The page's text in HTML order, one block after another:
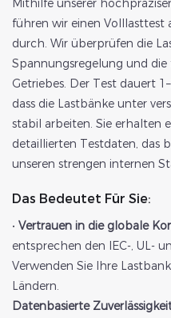
Mithilfe unserer
führen wir einen Volllasttest
durch. Wir überprüfen die
Spannungsregelung und
Getriebes. Der Test dauert
dass die Lastbänke unter
stabil arbeiten. Sie erhalten
detaillierten Testdaten, das
unseren strengen internen
Das Bedeutet Für Sie:
• Vertrauen in die globale
entsprechen den IEC-, UL-
Verwenden Sie Ihre
Ländern.
Datenbasierte